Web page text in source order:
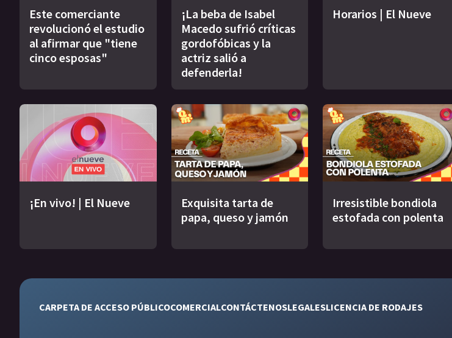
Este comerciante
revolucionó el estudio
al afirmar que "tiene
cinco esposas"
¡La beba de Isabel
Macedo sufrió críticas
gordofóbicas y la
actriz salió a
defenderla!
Horarios | El Nueve
¡En vivo! | El Nueve
Exquisita tarta de
papa, queso y jamón
Irresistible bondiola
estofada con polenta
CARPETA DE ACCESO PÚBLICOCOMERCIALCONTÁCTENOSLEGALESLICENCIA DE RODAJES